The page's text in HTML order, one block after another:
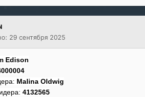
29 сентября 2025
Edison
Malina Oldwig
4132565